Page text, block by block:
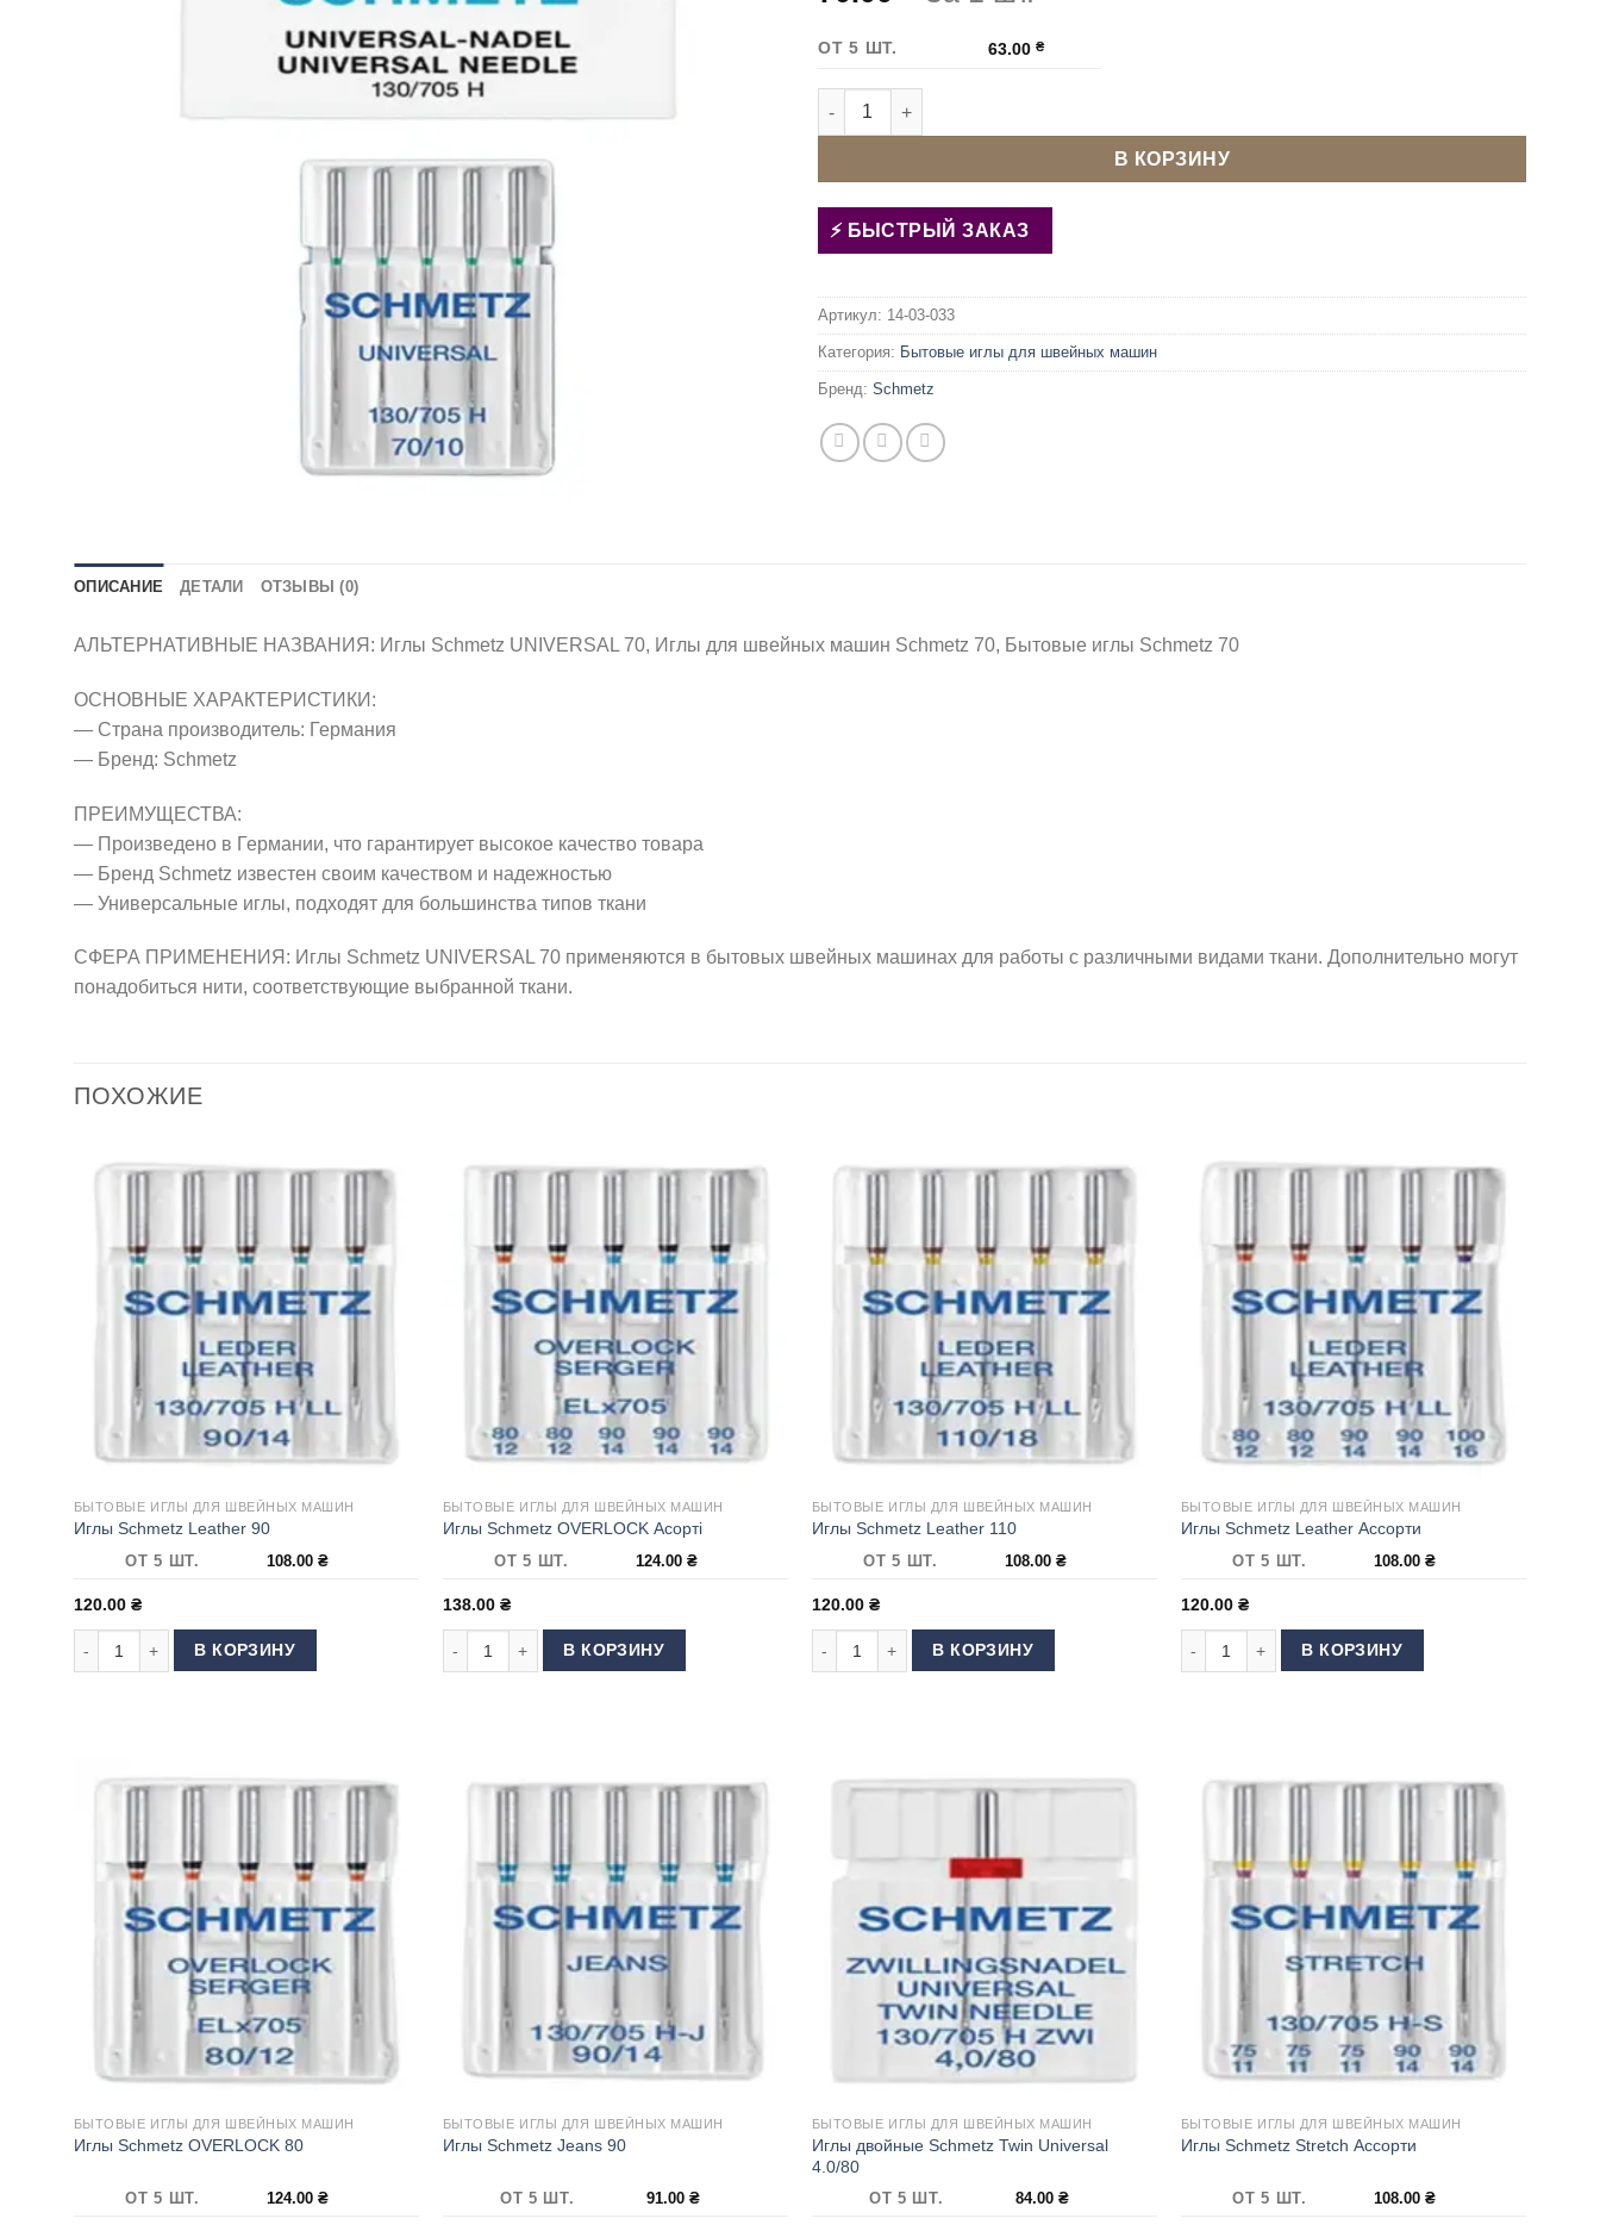
ОТ 5 ШТ. 63.00₴
Количество товара Иглы Schmetz UNIVERSAL 70
В КОРЗИНУ
БЫСТРЫЙ ЗАКАЗ
Артикул: 14-03-033
Категория: Бытовые иглы для швейных машин
Бренд: Schmetz
ОПИСАНИЕ ДЕТАЛИ ОТЗЫВЫ (0)
АЛЬТЕРНАТИВНЫЕ НАЗВАНИЯ: Иглы Schmetz UNIVERSAL 70, Иглы для швейных машин Schmetz 70, Бытовые иглы Schmetz 70
ОСНОВНЫЕ ХАРАКТЕРИСТИКИ:
— Страна производитель: Германия
— Бренд: Schmetz
ПРЕИМУЩЕСТВА:
— Произведено в Германии, что гарантирует высокое качество товара
— Бренд Schmetz известен своим качеством и надежностью
— Универсальные иглы, подходят для большинства типов ткани
СФЕРА ПРИМЕНЕНИЯ: Иглы Schmetz UNIVERSAL 70 применяются в бытовых швейных машинах для работы с различными видами ткани. Дополнительно могут
понадобиться нити, соответствующие выбранной ткани.
ПОХОЖИЕ
БЫТОВЫЕ ИГЛЫ ДЛЯ ШВЕЙНЫХ МАШИН
Иглы Schmetz Leather 90
ОТ 5 ШТ. 108.00₴
120.00 ₴
Количество товара Иглы Schmetz Leather 90
В КОРЗИНУ
БЫТОВЫЕ ИГЛЫ ДЛЯ ШВЕЙНЫХ МАШИН
Иглы Schmetz OVERLOCK Асорті
ОТ 5 ШТ. 124.00₴
138.00 ₴
Количество товара Иглы Schmetz OVERLOCK Асорті
В КОРЗИНУ
БЫТОВЫЕ ИГЛЫ ДЛЯ ШВЕЙНЫХ МАШИН
Иглы Schmetz Leather 110
ОТ 5 ШТ. 108.00₴
120.00 ₴
Количество товара Иглы Schmetz Leather 110
В КОРЗИНУ
БЫТОВЫЕ ИГЛЫ ДЛЯ ШВЕЙНЫХ МАШИН
Иглы Schmetz Leather Ассорти
ОТ 5 ШТ. 108.00₴
120.00 ₴
Количество товара Иглы Schmetz Leather Ассорти
В КОРЗИНУ
БЫТОВЫЕ ИГЛЫ ДЛЯ ШВЕЙНЫХ МАШИН
Иглы Schmetz OVERLOCK 80
ОТ 5 ШТ. 124.00₴
БЫТОВЫЕ ИГЛЫ ДЛЯ ШВЕЙНЫХ МАШИН
Иглы Schmetz Jeans 90
ОТ 5 ШТ. 91.00₴
БЫТОВЫЕ ИГЛЫ ДЛЯ ШВЕЙНЫХ МАШИН
Иглы двойные Schmetz Twin Universal
4.0/80
ОТ 5 ШТ. 84.00₴
БЫТОВЫЕ ИГЛЫ ДЛЯ ШВЕЙНЫХ МАШИН
Иглы Schmetz Stretch Ассорти
ОТ 5 ШТ. 108.00₴